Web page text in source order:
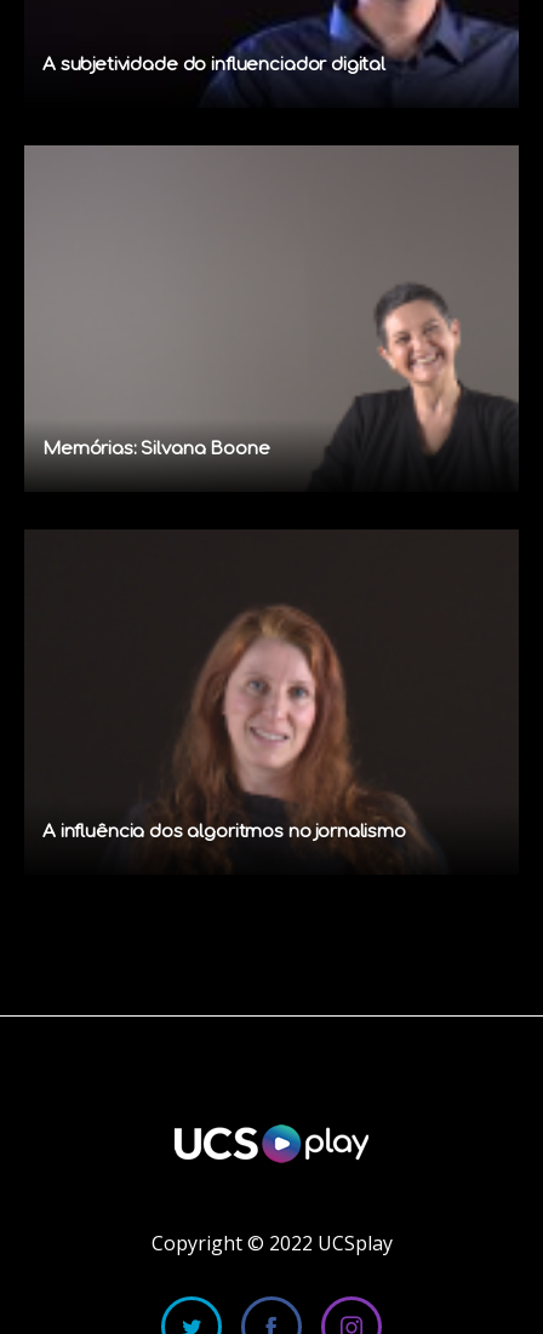
A subjetividade do influenciador digital
Memórias: Silvana Boone
A influência dos algoritmos no jornalismo
Copyright © 2022 UCSplay